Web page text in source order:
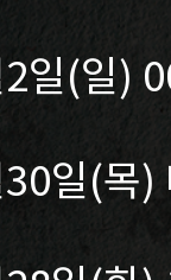
일(일)
일(목)